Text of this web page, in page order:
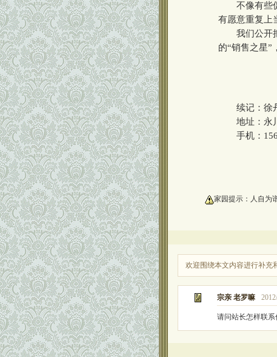
不像有些促
有愿意重复上
我们公开把
的“销售之星”
续记：徐丹
地址：永川
手机：
家园提示：人自为
欢迎围绕本文内容进行补充
宗亲 老罗嘛
请问站长怎样联系